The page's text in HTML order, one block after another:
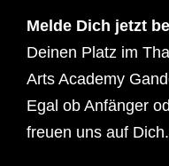
Melde Dich jetzt
Deinen Platz im
Arts Academy
Egal ob Anfänger
freuen uns auf Dich.